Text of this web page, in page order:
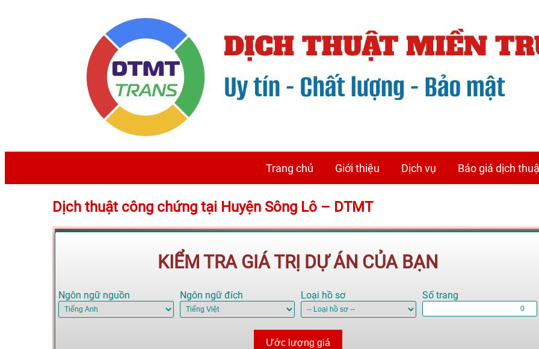
Trang chủ Giới thiệu Dịch vụ Báo giá dịch
Dịch thuật công chứng tại Huyện Sông Lô – DTMT
KIỂM TRA GIÁ TRỊ DỰ ÁN CỦA BẠN
Ngôn ngữ nguồn Ngôn ngữ đích Loại hồ sơ Số trang
Ước lượng giá